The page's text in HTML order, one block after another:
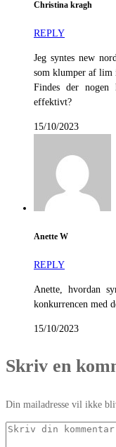
Christina kragh
REPLY
Jeg syntes new
som klumper af lim
Findes der
effektivt?
15/10/2023
Anette W
REPLY
Anette, hvordan
konkurrencen med
15/10/2023
Skriv en
Din mailadresse vil ikke